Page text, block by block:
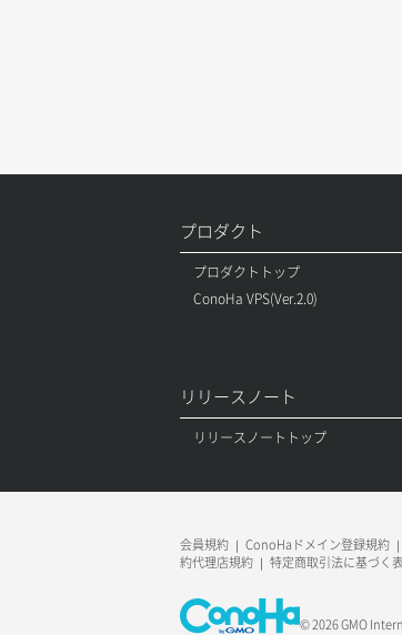
ラージオブジェクトアッ
プロダクト
プロダクトトップ
ConoHa VPS(Ver.2.0)
リリースノート
リリースノートトップ
会員規約 ConoHaドメイン登録規約
約代理店規約
特定商取引法に基づく
© 2026 GMO